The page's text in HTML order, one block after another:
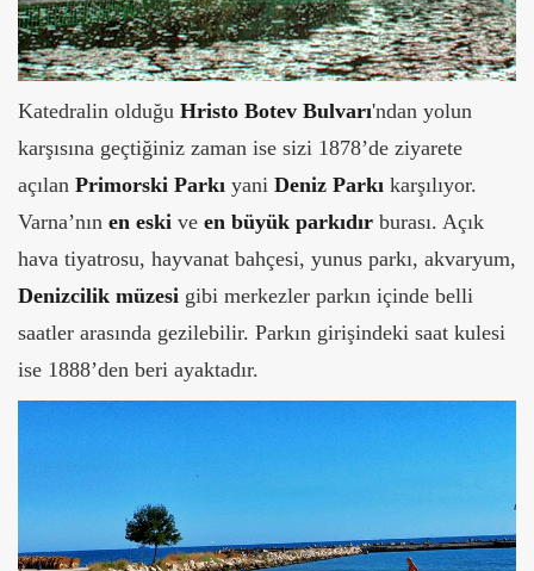
Katedralin olduğu Hristo Botev Bulvarı'ndan yolun
karşısına geçtiğiniz zaman ise sizi 1878’de ziyarete
açılan Primorski Parkı yani Deniz Parkı karşılıyor.
Varna’nın en eski ve en büyük parkıdır burası. Açık
hava tiyatrosu, hayvanat bahçesi, yunus parkı, akvaryum,
Denizcilik müzesi gibi merkezler parkın içinde belli
saatler arasında gezilebilir. Parkın girişindeki saat kulesi
ise 1888’den beri ayaktadır.